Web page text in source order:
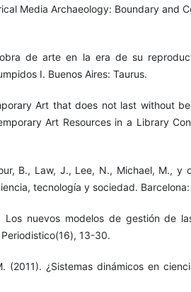
Media Archaeology: Boundary and
de arte en la era de su
I. Buenos Aires: Taurus.
Art that does not last without
Art Resources in a Library
B., Law, J., Lee, N., Michael, M., y
tecnología y sociedad.
Los nuevos modelos de gestión de
13-30.
(2011). ¿Sistemas dinámicos en